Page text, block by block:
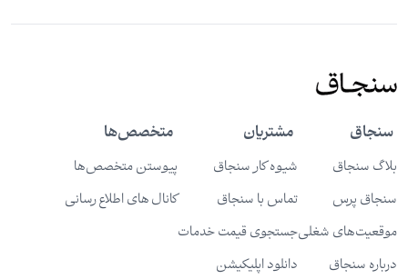
سنجاق
بلاگ سنجاق
سنجاق پرس
موقعیت‌های شغلی
درباره سنجاق
مشتریان
شیوه کار سنجاق
تماس با سنجاق
جستجوی قیمت خدمات
دانلود اپلیکیشن
متخصص‌ها
پیوستن متخصص‌ها
کانال های اطلاع رسانی